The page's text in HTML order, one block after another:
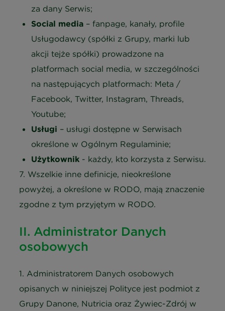
za dany Serwis;
Social media – fanpage, kanały, profile
Usługodawcy (spółki z Grupy, marki lub
akcji tejże spółki) prowadzone na
platformach social media, w szczególności
na następujących platformach: Meta /
Facebook, Twitter, Instagram, Threads,
Youtube;
Usługi – usługi dostępne w Serwisach
określone w Ogólnym Regulaminie;
Użytkownik - każdy, kto korzysta z Serwisu.
7. Wszelkie inne definicje, nieokreślone
powyżej, a określone w RODO, mają znaczenie
zgodne z tym przyjętym w RODO.
II. Administrator Danych
osobowych
1. Administratorem Danych osobowych
opisanych w niniejszej Polityce jest podmiot z
Grupy Danone, Nutricia oraz Żywiec-Zdrój w